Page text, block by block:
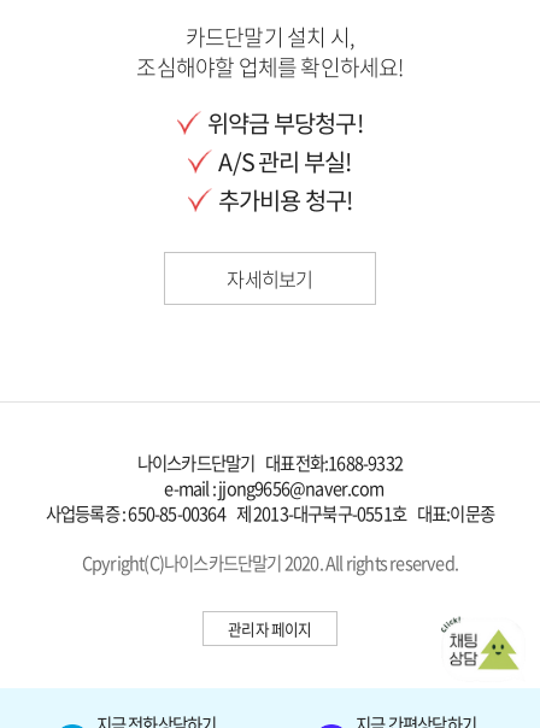
카드단말기 설치 시,
조심해야할 업체를 확인하세요!
위약금 부당청구!
A/S 관리 부실!
추가비용 청구!
자세히보기
나이스카드단말기 대표전화:1688-9332
e-mail : jjong9656@naver.com
사업등록증 : 650-85-00364 제 2013-대구북구-0551호 대표:이문종
Cpyright(C)나이스카드단말기 2020. All rights reserved.
관리자 페이지